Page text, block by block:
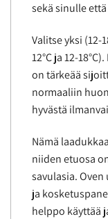
sekä sinulle
Valitse yksi (12-
12°C ja 12-
on tärkeää
normaaliin
hyvästä
Nämä
niiden etuosa
savulasia.
ja
helppo käyttää